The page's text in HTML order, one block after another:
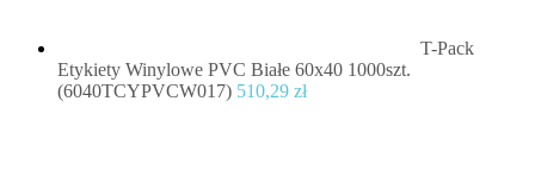
T-Pack
Etykiety Winylowe PVC Białe 60x40 1000szt.
(6040TCYPVCW017) 510,29 zł